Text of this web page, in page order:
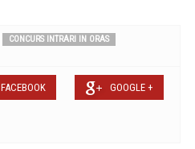
CONCURS INTRARI IN ORAS
FACEBOOK GOOGLE +